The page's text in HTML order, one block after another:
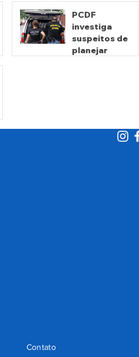
PCDF
investiga
suspeitos de
planejar
Contato